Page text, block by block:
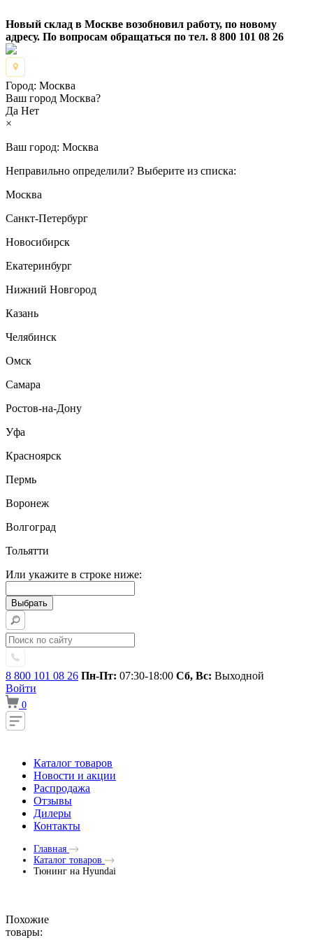
Новый склад в Москве возобновил работу, по новому
адресу. По вопросам обращаться по тел. 8 800 101 08 26
Город: Москва
Ваш город Москва?
Да Нет
×
Ваш город: Москва
Неправильно определили? Выберите из списка:
Москва
Санкт-Петербург
Новосибирск
Екатеринбург
Нижний Новгород
Казань
Челябинск
Омск
Самара
Ростов-на-Дону
Уфа
Красноярск
Пермь
Воронеж
Волгоград
Тольятти
Или укажите в строке ниже:
8 800 101 08 26 Пн-Пт: 07:30-18:00 Сб, Вс: Выходной
Войти
0
Каталог товаров
Новости и акции
Распродажа
Отзывы
Дилеры
Контакты
Главная
Каталог товаров
Тюнинг на Hyundai
Похожие
товары: